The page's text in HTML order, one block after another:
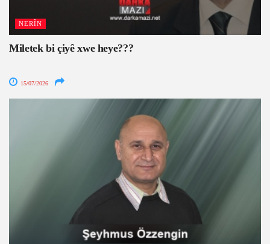
NERÎN
Miletek bi çiyê xwe heye???
15/07/2026